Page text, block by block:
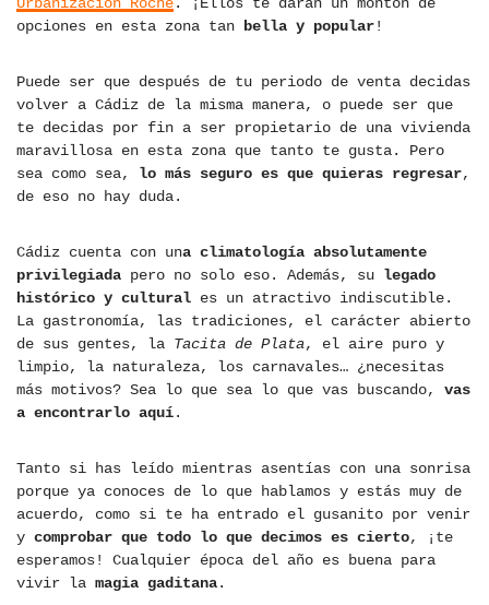
Urbanización Roche. ¡Ellos te darán un montón de
opciones en esta zona tan bella y popular!
Puede ser que después de tu periodo de venta decidas
volver a Cádiz de la misma manera, o puede ser que
te decidas por fin a ser propietario de una vivienda
maravillosa en esta zona que tanto te gusta. Pero
sea como sea,
lo más seguro es que quieras regresar,
de eso no hay duda.
Cádiz cuenta con una climatología absolutamente
privilegiada pero no solo eso. Además, su legado
histórico y cultural es un atractivo indiscutible.
La gastronomía, las tradiciones, el carácter abierto
de sus gentes, la Tacita de Plata, el aire puro y
limpio, la naturaleza, los carnavales… ¿necesitas
más motivos? Sea lo que sea lo que vas buscando,
vas
a encontrarlo aquí.
Tanto si has leído mientras asentías con una sonrisa
porque ya conoces de lo que hablamos y estás muy de
acuerdo, como si te ha entrado el gusanito por venir
y comprobar que todo lo que decimos es cierto, ¡te
esperamos! Cualquier época del año es buena para
vivir la magia gaditana.